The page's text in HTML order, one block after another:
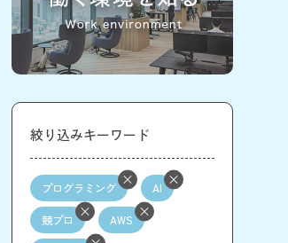
絞り込みキーワード
プログラミング AI
競プロ AWS